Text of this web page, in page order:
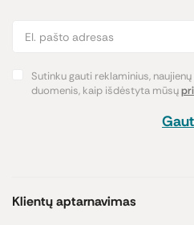
Sutinku gauti reklaminius,
duomenis, kaip išdėstyta mūsų
Klientų aptarnavimas